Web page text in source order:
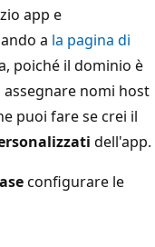
app e
a la pagina di
poiché il dominio è
nomi host
puoi fare se crei il
dell'app.
configurare le